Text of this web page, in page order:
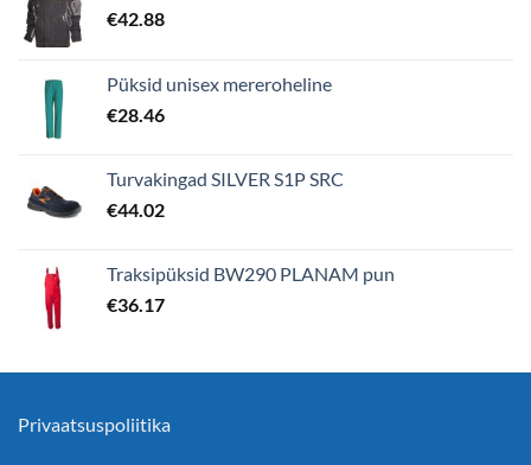
€42.88
Püksid unisex mereroheline
€28.46
Turvakingad SILVER S1P SRC
€44.02
Traksipüksid BW290 PLANAM pun
€36.17
Privaatsuspoliitika